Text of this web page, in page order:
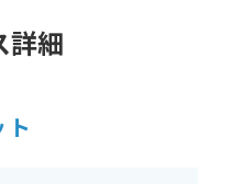
詳細